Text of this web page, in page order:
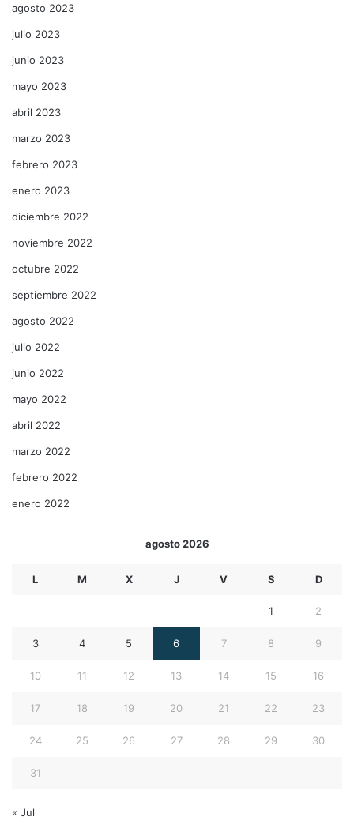
agosto 2023
julio 2023
junio 2023
mayo 2023
abril 2023
marzo 2023
febrero 2023
enero 2023
diciembre 2022
noviembre 2022
octubre 2022
septiembre 2022
agosto 2022
julio 2022
junio 2022
mayo 2022
abril 2022
marzo 2022
febrero 2022
enero 2022
agosto 2026
L M X J V S D
1 2
3 4 5 6 7 8 9
10 11 12 13 14 15 16
17 18 19 20 21 22 23
24 25 26 27 28 29 30
31
« Jul